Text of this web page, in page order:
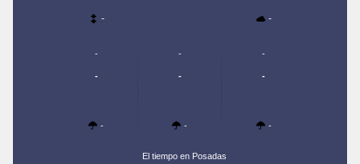
- -
-
-
-
-
-
-
-
-
-
El tiempo en Posadas